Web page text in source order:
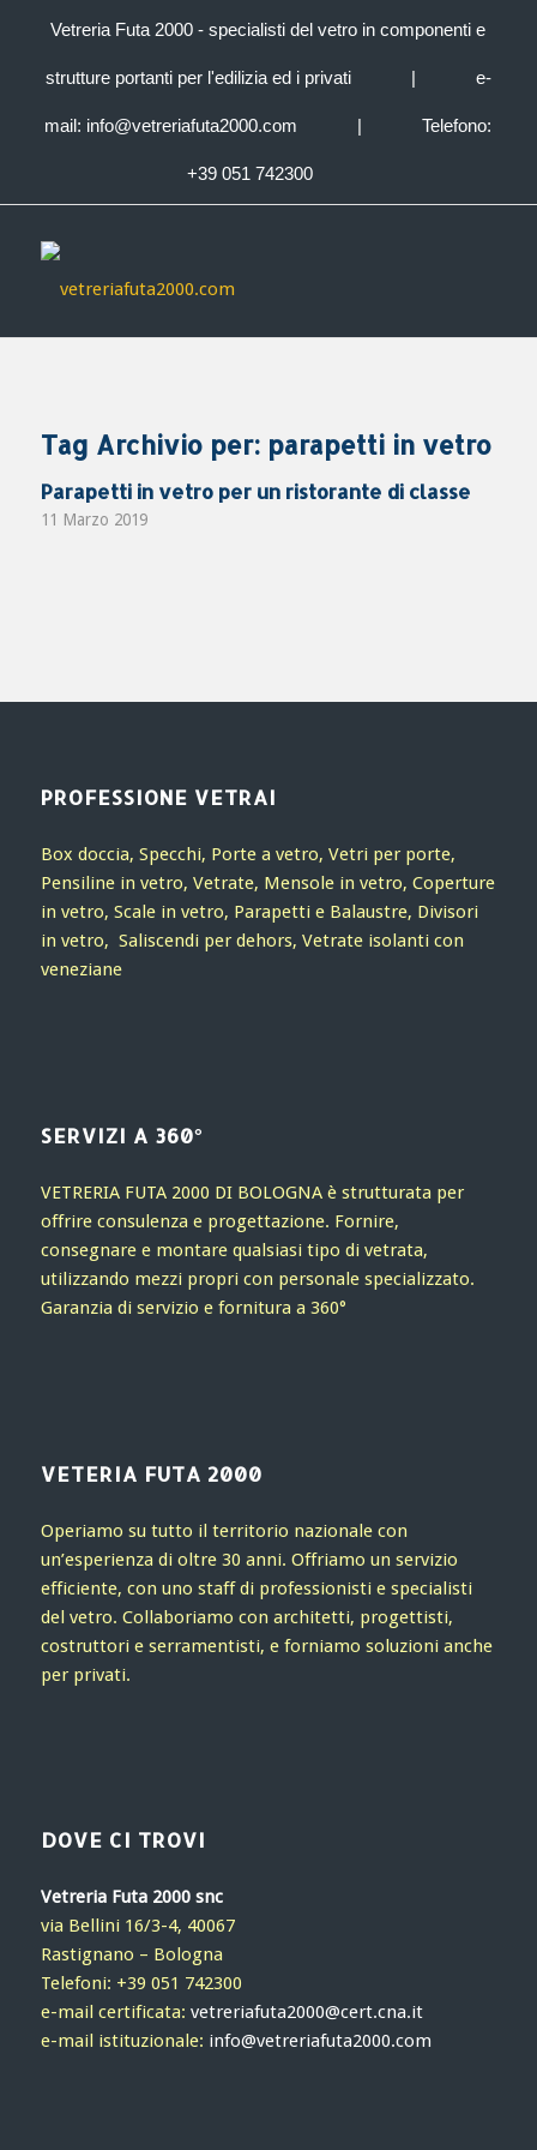
Vetreria Futa 2000 - specialisti del vetro in componenti e
strutture portanti per l'edilizia ed i privati | e-
mail: info@vetreriafuta2000.com | Telefono:
+39 051 742300
Tag Archivio per: parapetti in vetro
Parapetti in vetro per un ristorante di classe
11 Marzo 2019
PROFESSIONE VETRAI
Box doccia, Specchi, Porte a vetro, Vetri per porte,
Pensiline in vetro, Vetrate, Mensole in vetro, Coperture
in vetro, Scale in vetro, Parapetti e Balaustre, Divisori
in vetro, Saliscendi per dehors, Vetrate isolanti con
veneziane
SERVIZI A 360°
VETRERIA FUTA 2000 DI BOLOGNA è strutturata per
offrire consulenza e progettazione. Fornire,
consegnare e montare qualsiasi tipo di vetrata,
utilizzando mezzi propri con personale specializzato.
Garanzia di servizio e fornitura a 360°
VETERIA FUTA 2000
Operiamo su tutto il territorio nazionale con
un’esperienza di oltre 30 anni. Offriamo un servizio
efficiente, con uno staff di professionisti e specialisti
del vetro. Collaboriamo con architetti, progettisti,
costruttori e serramentisti, e forniamo soluzioni anche
per privati.
DOVE CI TROVI
Vetreria Futa 2000 snc
via Bellini 16/3-4, 40067
Rastignano – Bologna
Telefoni: +39 051 742300
e-mail certificata: vetreriafuta2000@cert.cna.it
e-mail istituzionale: info@vetreriafuta2000.com